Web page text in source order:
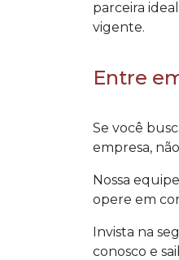
parceira
vigente.
Entre
Se você
empresa,
Nossa
opere em
Invista na
conosco e